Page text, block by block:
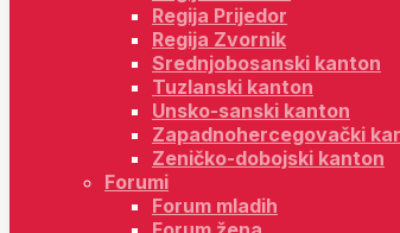
Regija Prijedor
Regija Zvornik
Srednjobosanski kanton
Tuzlanski kanton
Unsko-sanski kanton
Zapadnohercegovački
Zeničko-dobojski kanton
Forumi
Forum mladih